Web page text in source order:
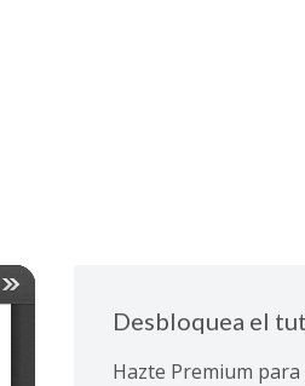
Desbloquea el
Hazte Premium